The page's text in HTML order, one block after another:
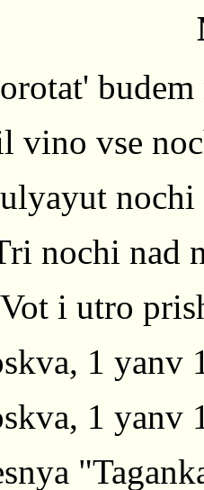
vino vse
nochi
nochi nad
i utro
1 yanv
1 yanv